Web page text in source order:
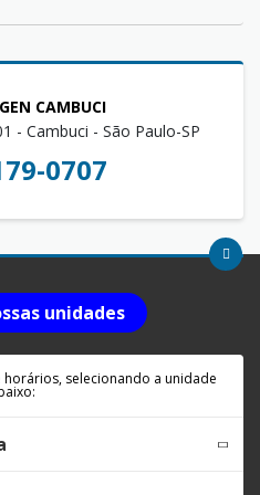
CAMBUCI
- Cambuci - São Paulo-SP
0707
unidades
selecionando a unidade